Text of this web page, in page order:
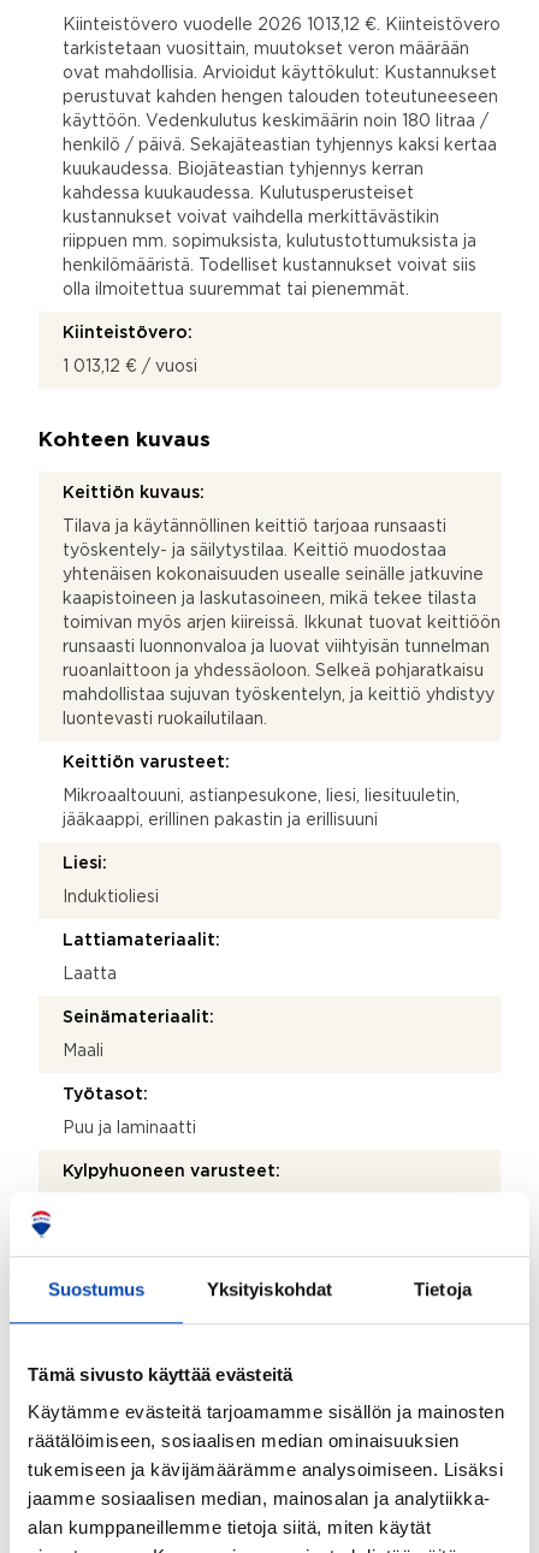
Suostumus Yksityiskohdat Tietoja
Tämä sivusto käyttää evästeitä
Käytämme evästeitä tarjoamamme sisällön ja mainosten
räätälöimiseen, sosiaalisen median ominaisuuksien
tukemiseen ja kävijämäärämme analysoimiseen. Lisäksi
jaamme sosiaalisen median, mainosalan ja analytiikka-
alan kumppaneillemme tietoja siitä, miten käytät
Kiinteistövero vuodelle 2026 1013,12 €. Kiinteistövero
tarkistetaan vuosittain, muutokset veron määrään
ovat mahdollisia. Arvioidut käyttökulut: Kustannukset
perustuvat kahden hengen talouden toteutuneeseen
käyttöön. Vedenkulutus keskimäärin noin 180 litraa /
henkilö / päivä. Sekajäteastian tyhjennys kaksi kertaa
kuukaudessa. Biojäteastian tyhjennys kerran
kahdessa kuukaudessa. Kulutusperusteiset
kustannukset voivat vaihdella merkittävästikin
riippuen mm. sopimuksista, kulutustottumuksista ja
henkilömääristä. Todelliset kustannukset voivat siis
olla ilmoitettua suuremmat tai pienemmät.
Kiinteistövero:
1 013,12 € / vuosi
Kohteen kuvaus
Keittiön kuvaus:
Tilava ja käytännöllinen keittiö tarjoaa runsaasti
työskentely- ja säilytystilaa. Keittiö muodostaa
yhtenäisen kokonaisuuden usealle seinälle jatkuvine
kaapistoineen ja laskutasoineen, mikä tekee tilasta
toimivan myös arjen kiireissä. Ikkunat tuovat keittiöön
runsaasti luonnonvaloa ja luovat viihtyisän tunnelman
ruoanlaittoon ja yhdessäoloon. Selkeä pohjaratkaisu
mahdollistaa sujuvan työskentelyn, ja keittiö yhdistyy
luontevasti ruokailutilaan.
Keittiön varusteet:
Mikroaaltouuni, astianpesukone, liesi, liesituuletin,
jääkaappi, erillinen pakastin ja erillisuuni
Liesi:
Induktioliesi
Lattiamateriaalit:
Laatta
Seinämateriaalit:
Maali
Työtasot:
Puu ja laminaatti
Kylpyhuoneen varusteet:
Laatta
Seinämateriaalit:
Asunnossa sauna:
Kyllä
Saunan lisätiedot:
Tunnelmallinen sauna, jossa yhdistyvät moderni
selkeys ja perinteinen lämpö. Vaaleasta puusta